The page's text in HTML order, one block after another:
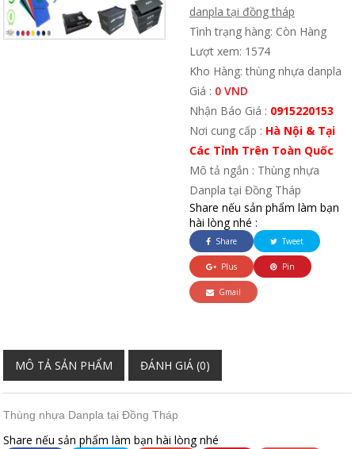
danpla tại đồng tháp
Tình trạng hàng: Còn Hàng
Lượt xem: 1574
Kho Hàng: thùng nhựa danpla
Giá : 0 VND
Nhận Báo Giá : 0915220153
Nơi cung cấp : Hà Nội & Tại
Các Tỉnh Trên Toàn Quốc
Mô tả ngắn : Thùng nhựa
Danpla tại Đồng Tháp
Share nếu sản phẩm làm bạn
hài lòng nhé :
Share Tweet
Plus Pin
Gmail
MÔ TẢ SẢN PHẨM ĐÁNH GIÁ (0)
Thùng nhựa Danpla tại Đồng Tháp
Share nếu sản phẩm làm bạn hài lòng nhé